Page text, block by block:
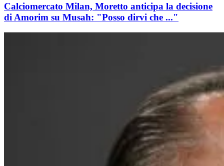
Calciomercato Milan, Moretto anticipa la decisione
di Amorim su Musah: "Posso dirvi che ..."